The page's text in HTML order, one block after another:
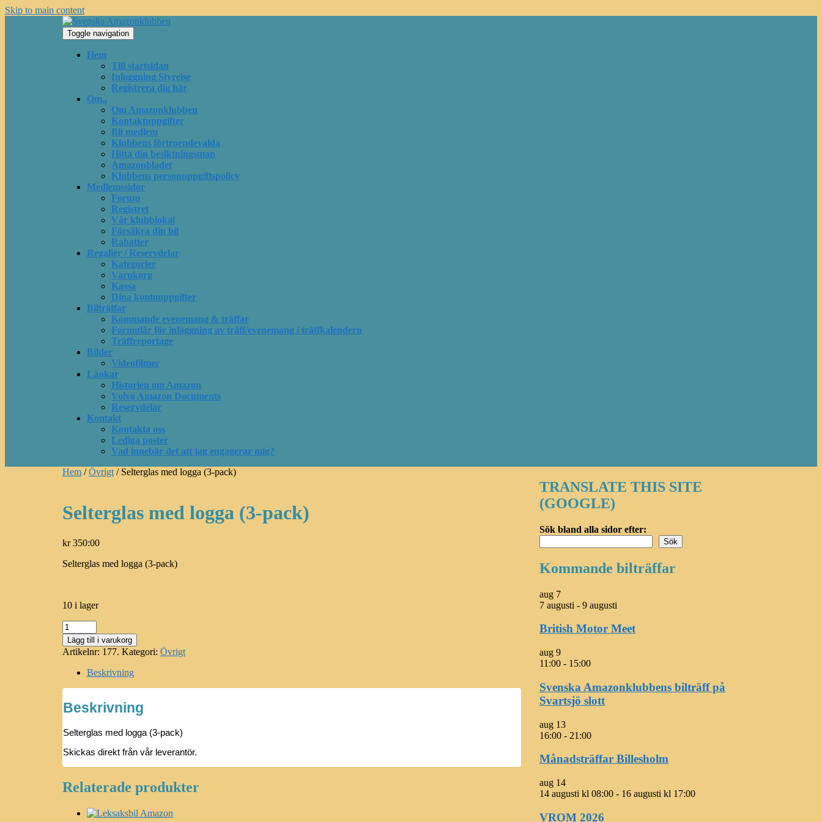
Skip to main content
Toggle navigation
Hem
Till startsidan
Inloggning Styrelse
Registrera dig här
Om..
Om Amazonklubben
Kontaktuppgifter
Bli medlem
Klubbens förtroendevalda
Hitta din besiktningsman
Amazonbladet
Klubbens personuppgiftspolicy
Medlemssidor
Forum
Registret
Vår klubblokal
Försäkra din bil
Rabatter
Regalier / Reservdelar
Kategorier
Varukorg
Kassa
Dina kontouppgifter
Bilträffar
Kommande evenemang & träffar
Formulär för inläggning av träff/evenemang i träffkalendern
Träffreportage
Bilder
Videofilmer
Länkar
Historien om Amazon
Volvo Amazon Documents
Reservdelar
Kontakt
Kontakta oss
Lediga poster
Vad innebär det att jag engagerar mig?
Hem /Övrigt / Selterglas med logga (3-pack)
Selterglas med logga (3-pack)
kr350:00
Selterglas med logga (3-pack)
10 i lager
Selterglas
med
logga
(3-
pack)
mängd
Lägg till i varukorg
Artikelnr: 177. Kategori: Övrigt
Beskrivning
Beskrivning
Selterglas med logga (3-pack)
Skickas direkt från vår leverantör.
Relaterade produkter
TRANSLATE THIS SITE
(GOOGLE)
Sök bland alla sidor efter:
Sök
Kommande bilträffar
aug 7
7 augusti - 9 augusti
British Motor Meet
aug 9
11:00 - 15:00
Svenska Amazonklubbens bilträff på
Svartsjö slott
aug 13
16:00 - 21:00
Månadsträffar Billesholm
aug 14
14 augusti kl 08:00 - 16 augusti kl 17:00
VROM 2026